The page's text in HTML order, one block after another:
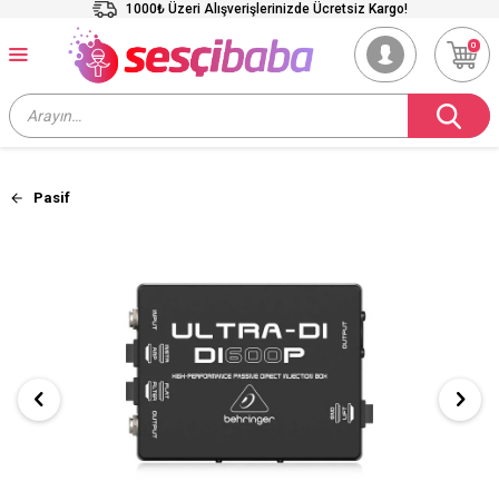
1000₺ Üzeri Alışverişlerinizde Ücretsiz Kargo!
0
Pasif